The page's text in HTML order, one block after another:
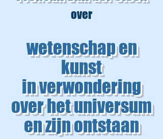
over
wetenschap en
kunst
in verwondering
over het universum
en zijn ontstaan